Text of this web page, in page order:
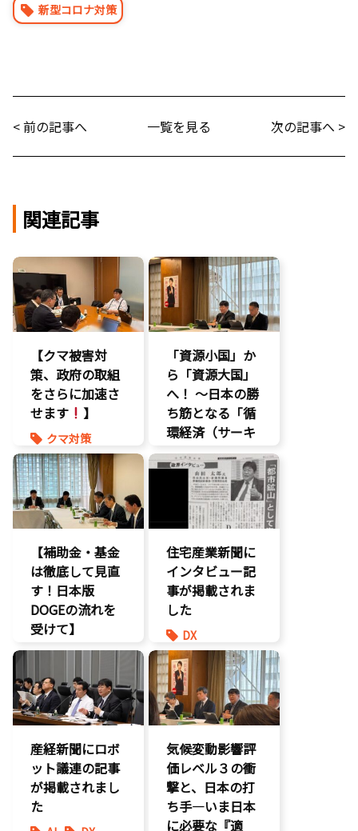
新型コロナ対策
< 前の記事へ 一覧を見る 次の記事へ >
関連記事
【クマ被害対
策、政府の取組
をさらに加速さ
せます
】
クマ対策
ヒグマ対策
環境部会
「資源小国」か
ら「資源大国」
へ！ 〜日本の勝
ち筋となる「循
環経済（サーキ
ュラーエコノミ
ー）」とは？〜
環境部会
【補助金・基金
は徹底して見直
す！日本版
DOGEの流れを
受けて】
環境部会
経済政策
住宅産業新聞に
インタビュー記
事が掲載されま
した
DX
報道記事
環境部会
防災
産経新聞にロボ
ット議連の記事
が掲載されまし
た
気候変動影響評
価レベル３の衝
撃と、日本の打
ち手―いま日本
に必要な『適